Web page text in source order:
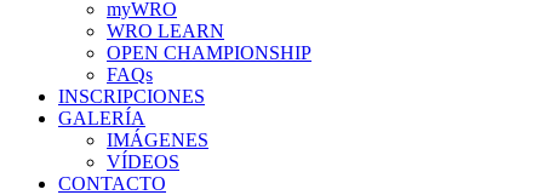
myWRO
WRO LEARN
OPEN CHAMPIONSHIP
FAQs
INSCRIPCIONES
GALERÍA
IMÁGENES
VÍDEOS
CONTACTO